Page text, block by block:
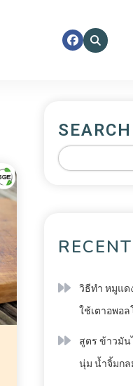
SEARCH
วิธีทำ หมูแด
ใช้เตาอพอล
สูตร ข้าวมัน
นุ่ม น้ำจิ้มกล